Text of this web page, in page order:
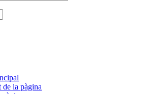
la pàgina